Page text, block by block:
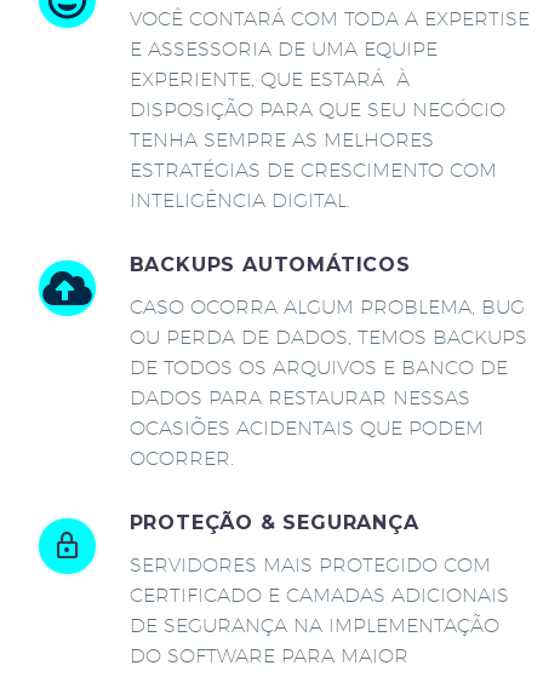
VOCÊ CONTARÁ COM TODA A EXPERTISE
E ASSESSORIA DE UMA EQUIPE
EXPERIENTE, QUE ESTARÁ À
DISPOSIÇÃO PARA QUE SEU NEGÓCIO
TENHA SEMPRE AS MELHORES
ESTRATÉGIAS DE CRESCIMENTO COM
INTELIGÊNCIA DIGITAL.
BACKUPS AUTOMÁTICOS
CASO OCORRA ALGUM PROBLEMA, BUG
OU PERDA DE DADOS, TEMOS BACKUPS
DE TODOS OS ARQUIVOS E BANCO DE
DADOS PARA RESTAURAR NESSAS
OCASIÕES ACIDENTAIS QUE PODEM
OCORRER.
PROTEÇÃO & SEGURANÇA
SERVIDORES MAIS PROTEGIDO COM
CERTIFICADO E CAMADAS ADICIONAIS
DE SEGURANÇA NA IMPLEMENTAÇÃO
DO SOFTWARE PARA MAIOR